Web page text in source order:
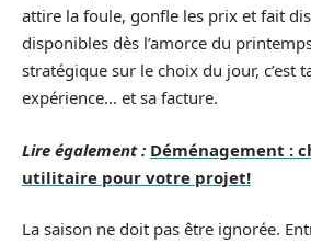
attire la foule, gonfle les prix et fait
disponibles dès l’amorce du
stratégique sur le choix du jour, c’est
expérience… et sa facture.
Lire également : Déménagement :
utilitaire pour votre projet!
La saison ne doit pas être ignorée.